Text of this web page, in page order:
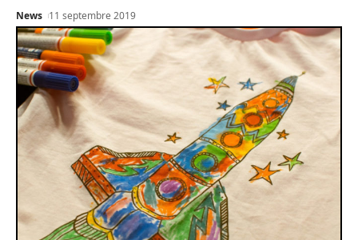
News 11 septembre 2019